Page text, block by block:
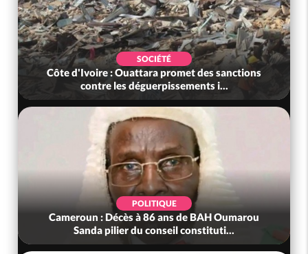
SOCIÉTÉ
Côte d'Ivoire : Ouattara promet des sanctions
contre les déguerpissements i...
POLITIQUE
Cameroun : Décès à 86 ans de BAH Oumarou
Sanda pilier du conseil constituti...